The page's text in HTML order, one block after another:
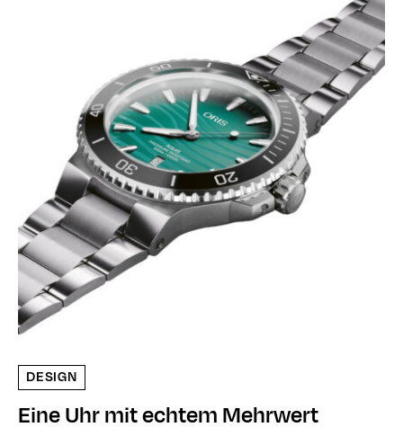
DESIGN
Eine Uhr mit echtem Mehrwert